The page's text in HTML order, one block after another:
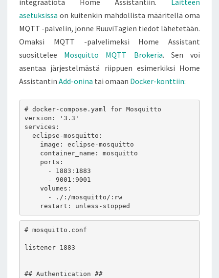
integraatiota Home Assistantiin. Laitteen
asetuksissa on kuitenkin mahdollista määritellä oma
MQTT -palvelin, jonne RuuviTagien tiedot lähetetään.
Omaksi MQTT -palvelimeksi Home Assistant
suosittelee Mosquitto MQTT Brokeria. Sen voi
asentaa järjestelmästä riippuen esimerkiksi Home
Assistantin Add-onina tai omaan Docker-konttiin:
# docker-compose.yaml for Mosquitto
version: '3.3'
services:
# mosquitto.conf
listener 1883
## Authentication ##